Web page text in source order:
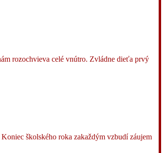
rozochvieva celé vnútro. Zvládne dieťa prvý
školského roka zakaždým vzbudí záujem